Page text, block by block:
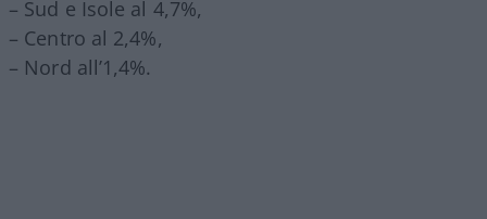
– Sud e Isole al 4,7%,
– Centro al 2,4%,
– Nord all’1,4%.